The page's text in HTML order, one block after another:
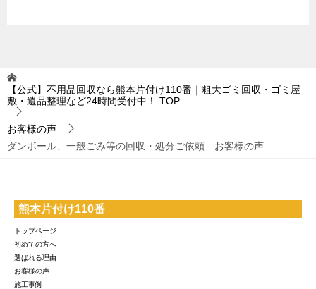
【公式】不用品回収なら熊本片付け110番｜粗大ゴミ回収・ゴミ屋
敷・遺品整理など24時間受付中！
TOP
お客様の声
ダンボール、一般ごみ等の回収・処分ご依頼 お客様の声
熊本片付け110番
トップページ
初めての方へ
選ばれる理由
お客様の声
施工事例